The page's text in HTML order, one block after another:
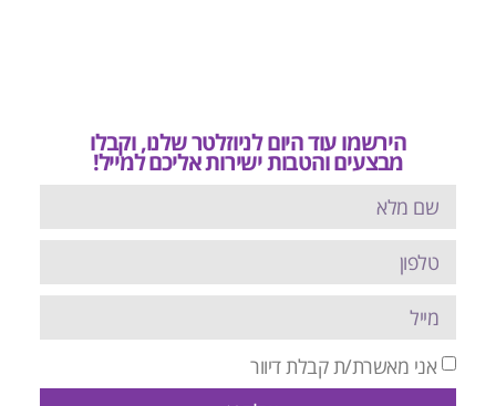
הירשמו עוד היום לניוזלטר שלנו, וקבלו
מבצעים והטבות ישירות אליכם למייל!
אני מאשרת/ת קבלת דיוור